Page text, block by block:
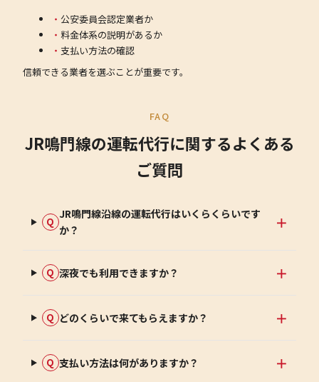
公安委員会認定業者か
料金体系の説明があるか
支払い方法の確認
信頼できる業者を選ぶことが重要です。
FAQ
JR鳴門線の運転代行に関するよくある
ご質問
Q
JR鳴門線沿線の運転代行はいくらくらいです
か？
Q 深夜でも利用できますか？
Q どのくらいで来てもらえますか？
Q 支払い方法は何がありますか？